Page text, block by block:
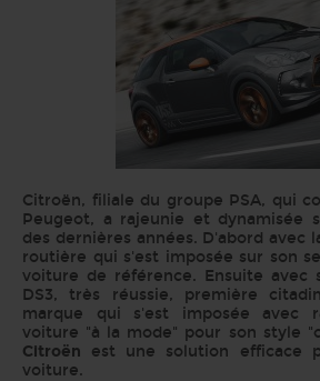
Citroën, filiale du groupe PSA, qui
Peugeot, a rajeunie et dynamisée
des dernières années. D'abord avec
routière qui s'est imposée sur son
voiture de référence. Ensuite avec
DS3, très réussie, première
marque qui s'est imposée avec
voiture "à la mode" pour son style
Citroën est une solution efficace
voiture.